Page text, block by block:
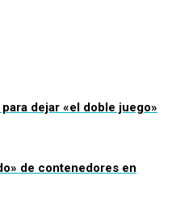
dejar «el doble juego»
de contenedores en